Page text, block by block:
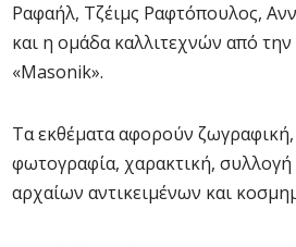
Ραφαήλ, Τζέιμς Ραφτόπουλος,
και η ομάδα καλλιτεχνών από
«Masonik».
Τα εκθέματα αφορούν
φωτογραφία, χαρακτική,
αρχαίων αντικειμένων και